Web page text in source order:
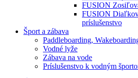
FUSION
FUSION
príslušenstvo
Šport a zábava
Paddleboarding,
Vodné lyže
Zábava na vode
Príslušenstvo k vodným